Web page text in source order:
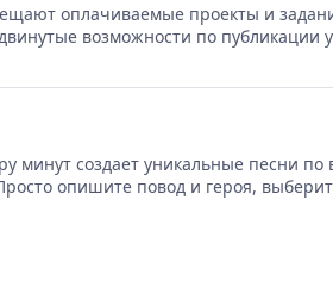
оплачиваемые проекты и
возможности по публикации
создает уникальные песни
опишите повод и героя,